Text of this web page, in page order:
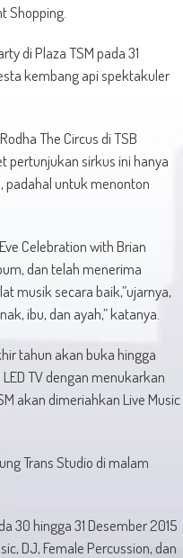
Shopping.
di Plaza TSM pada 31
kembang api spektakuler
The Circus di TSB
pertunjukan sirkus ini hanya
padahal untuk menonton
Celebration with Brian
dan telah menerima
musik secara baik,”ujarnya,
ibu, dan ayah,” katanya.
tahun akan buka hingga
TV dengan menukarkan
akan dimeriahkan Live Music
Trans Studio di malam
30 hingga 31 Desember 2015
DJ, Female Percussion, dan